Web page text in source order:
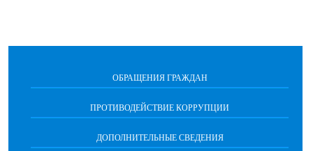
ОБРАЩЕНИЯ ГРАЖДАН
ПРОТИВОДЕЙСТВИЕ КОРРУПЦИИ
ДОПОЛНИТЕЛЬНЫЕ СВЕДЕНИЯ